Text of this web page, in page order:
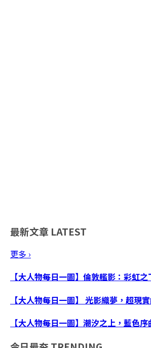
最新文章 LATEST
更多 ›
【大人物每日一圖】倫敦艦影：彩虹
【大人物每日一圖】 光影織夢，超現
【大人物每日一圖】潮汐之上，藍色序